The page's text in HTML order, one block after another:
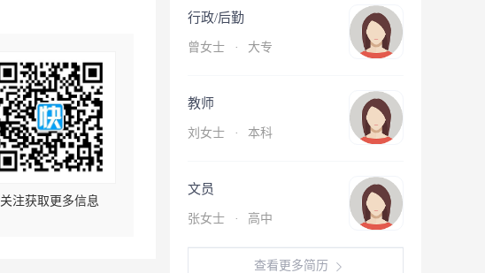
关注获取更多信息
行政/后勤
曾女士 · 大专
教师
刘女士 · 本科
文员
张女士 · 高中
查看更多简历